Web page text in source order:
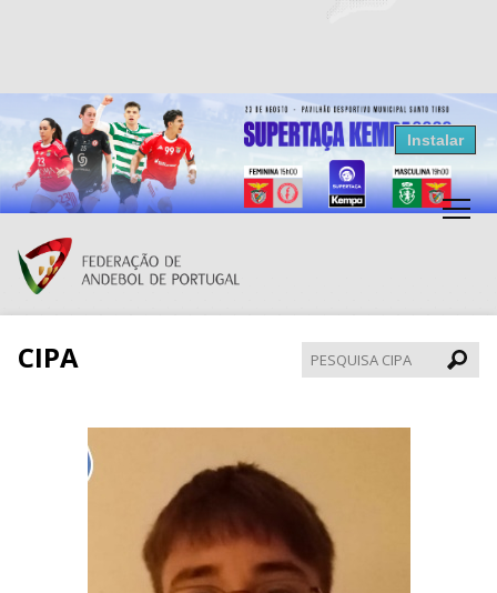
Resultados Andebol
Federação de Andebol de Portugal
Grátis - Disponivel na Play Store
Instalar
CIPA
CIPA